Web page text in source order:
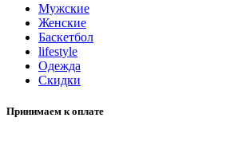
Мужские
Женские
Баскетбол
lifestyle
Одежда
Скидки
Принимаем к оплате